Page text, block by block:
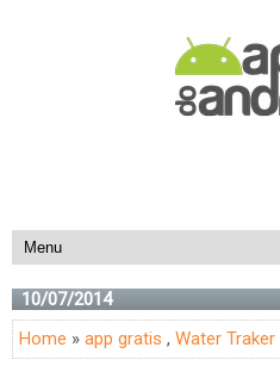
10/07/2014
Home » app gratis , Water Traker